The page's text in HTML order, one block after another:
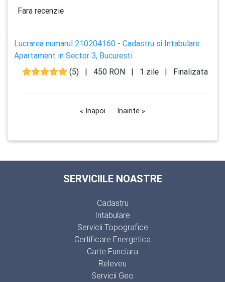
Fara recenzie
Lucrarea numarul 210204160 - Cadastru si Intabulare
Apartament in Sector 3, Bucuresti
(5)
| 450 RON | 1 zile | Finalizata
« Inapoi Inainte »
SERVICIILE NOASTRE
Cadastru
Intabulare
Servicii Topografice
Certificare Energetica
Carte Funciara
Releveu
Servicii Geo